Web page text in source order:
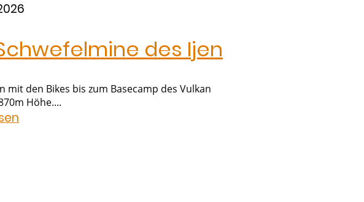
des Ijen
mit den Bikes bis zum Basecamp des Vulkan
Höhe....